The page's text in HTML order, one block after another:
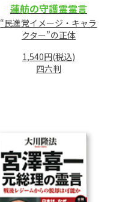
蓮舫の守護霊霊言
“民進党イメージ・キャラ
クター”の正体
1,540円(税込)
四六判